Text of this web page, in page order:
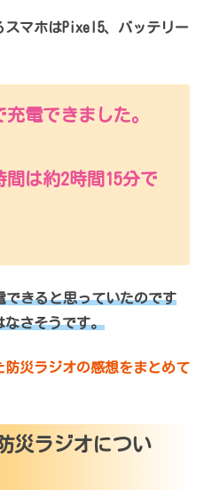
スマホはPixel5、バッテリー
充電できました。
間は約2時間15分で
できると思っていたのです
なさそうです。
災ラジオの感想をまとめて
災ラジオについ